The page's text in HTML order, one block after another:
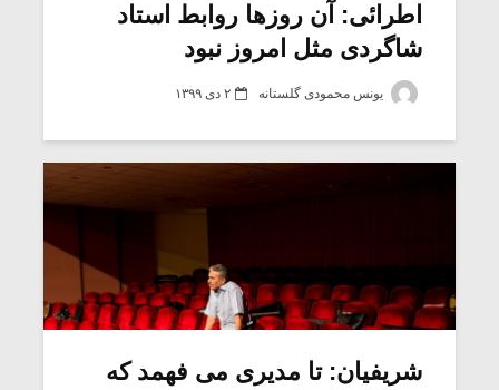
اطرائی: آن روزها روابط استاد
شاگردی مثل امروز نبود
یونس محمودی گلستانه ۲ دی ۱۳۹۹
شریفیان: تا مدیری می فهمد که